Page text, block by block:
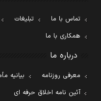
تماس با ما تبلیغات
همکاری با ما
درباره ما
معرفی روزنامه
بیانیه
آئین نامه اخلاق حرفه ای